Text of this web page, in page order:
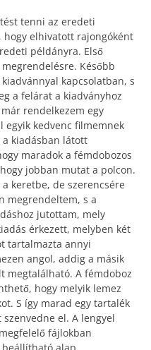
tenni az eredeti
hogy elhivatott rajongóként
példányra. Első
Később
kapcsolatban, s
a felárat a kiadványhoz
rendelkezem egy
egyik kedvenc filmemnek
a kiadásban látott
maradok a fémdobozos
jobban mutat a polcon.
keretbe, de szerencsére
megrendeltem, s a
jutottam, mely
érkezett, melyben két
tartalmazta annyi
angol, addig a másik
megtalálható. A fémdoboz
hogy melyik lemez
S így marad egy tartalék
el. A lengyel
fájlokban